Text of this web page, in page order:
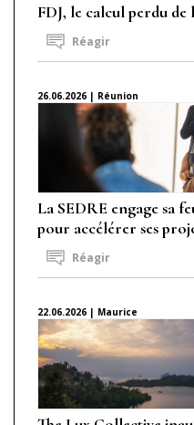
FDJ, le calcul perdu
Réagir
26.06.2026 | Réunion
La SEDRE engage sa
pour accélérer ses
Réagir
22.06.2026 | Maurice